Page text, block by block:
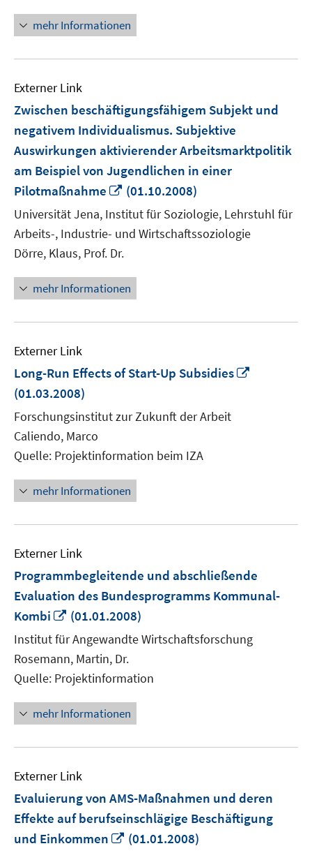
mehr Informationen
Externer Link
Zwischen beschäftigungsfähigem Subjekt und
negativem Individualismus. Subjektive
Auswirkungen aktivierender Arbeitsmarktpolitik
am Beispiel von Jugendlichen in einer
Pilotmaßnahme
In
neuem
Fenster
öffnen
(01.10.2008)
Universität Jena, Institut für Soziologie, Lehrstuhl für
Arbeits-, Industrie- und Wirtschaftssoziologie
Dörre, Klaus, Prof. Dr.
mehr Informationen
Externer Link
Long-Run Effects of Start-Up Subsidies
(01.03.2008)
Forschungsinstitut zur Zukunft der Arbeit
Caliendo, Marco
Quelle: Projektinformation beim IZA
mehr Informationen
Externer Link
Programmbegleitende und abschließende
Evaluation des Bundesprogramms Kommunal-
Kombi
In
Fenster
öffnen
(01.01.2008)
Institut für Angewandte Wirtschaftsforschung
Rosemann, Martin, Dr.
Quelle: Projektinformation
mehr Informationen
Externer Link
Evaluierung von AMS-Maßnahmen und deren
Effekte auf berufseinschlägige Beschäftigung
und Einkommen
In
(01.01.2008)